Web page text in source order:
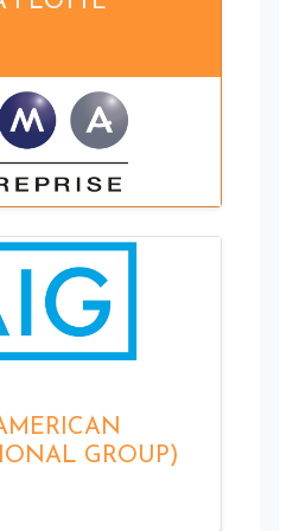
GROUP)